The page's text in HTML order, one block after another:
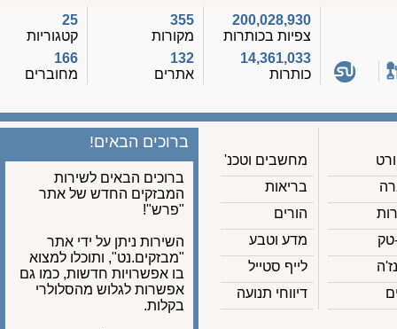
200,028,930
צפיות בכותרות
14,361,033
כותרות
355
מקורות
132
אתרים
קטגוריות
166
מחוברים
מחשבים וטכנ'
בריאות
הורים
מדע וטבע
לייף סטייל
דיווחי תנועה
ברוכים הבאים!
ברוכים הבאים לשירות
המבזקים החדש של אתר
"פרש"!
השירות ניתן על ידי אתר
"מבזקים.נט", ותוכלו למצוא
בו אפשרויות חדשות, כמו גם
אפשרות לגלוש מהסלולרי
בקלות.